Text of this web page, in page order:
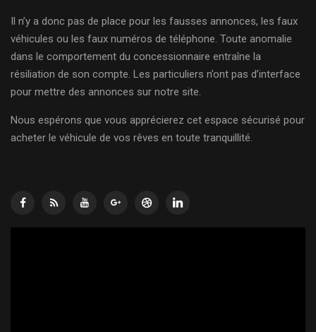
Il n’y a donc pas de place pour les fausses annonces, les faux
véhicules ou les faux numéros de téléphone. Toute anomalie
dans le comportement du concessionnaire entraîne la
résiliation de son compte. Les particuliers n’ont pas d’interface
pour mettre des annonces sur notre site.
Nous espérons que vous apprécierez cet espace sécurisé pour
acheter le véhicule de vos rêves en toute tranquillité.